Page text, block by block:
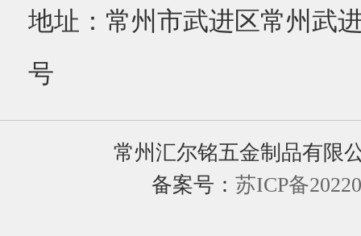
手机：13961160450
电话：0519-85169367
地址：常州市武进区常州武